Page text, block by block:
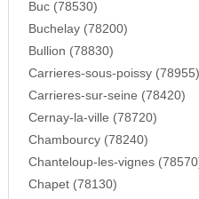
Buc (78530)
Buchelay (78200)
Bullion (78830)
Carrieres-sous-poissy (78955)
Carrieres-sur-seine (78420)
Cernay-la-ville (78720)
Chambourcy (78240)
Chanteloup-les-vignes
Chapet (78130)